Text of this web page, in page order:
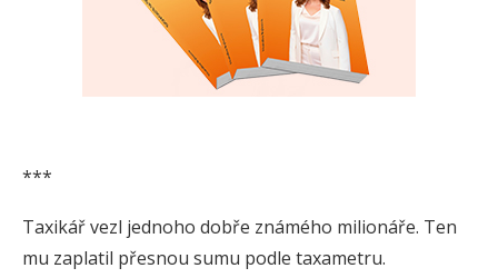
***
Taxikář vezl jednoho dobře známého milionáře. Ten
mu zaplatil přesnou sumu podle taxametru.